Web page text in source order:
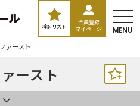
検討リスト
会員登録
マイページ
MENU
ァースト
ースト